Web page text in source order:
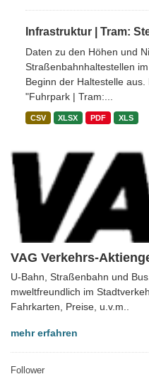
VAG Verkehrs-
U-Bahn, Straßenbahn und
mweltfreundlich im
Fahrkarten, Preise, u.v.m..
mehr erfahren
Follower
Infrastruktur | Tram:
Daten zu den Höhen und
Straßenbahnhaltestellen
Beginn der Haltestelle
"Fuhrpark | Tram:...
CSV XLSX PDF XLS